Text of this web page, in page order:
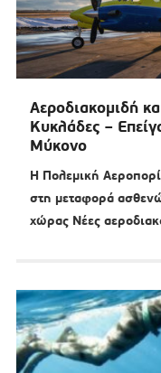
Αεροδιακομιδή
Κυκλάδες –
Μύκονο
Η Πολεμική
στη μεταφορά
χώρας Νέες